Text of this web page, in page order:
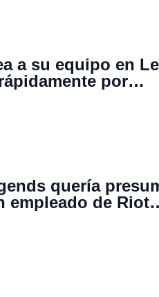
a su equipo en
por
minions en cero
quería
empleado de Riot
cuentas